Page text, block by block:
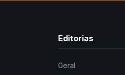
Editorias
Geral